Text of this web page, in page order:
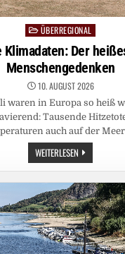
PostedÜBERREGIONAL
Klimadaten: Der
Menschengedenken
10. AUGUST 2026
waren in Europa so heiß
Tausende
auch auf der
WEITERLESEN EUROPÄISCHE
KLIMADATEN:
DER
HEISSESTE J
ULI S
EIT M